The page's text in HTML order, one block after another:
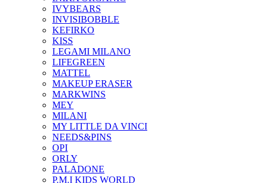
IVYBEARS
INVISIBOBBLE
KEFIRKO
KISS
LEGAMI MILANO
LIFEGREEN
MATTEL
MAKEUP ERASER
MARKWINS
MEY
MILANI
MY LITTLE DA VINCI
NEEDS&PINS
OPI
ORLY
PALADONE
P.M.I KIDS WORLD